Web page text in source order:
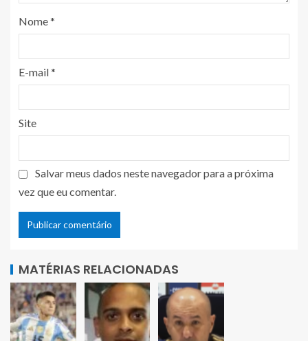
Nome*
E-mail*
Site
Salvar meus dados neste navegador para a próxima
vez que eu comentar.
MATÉRIAS RELACIONADAS